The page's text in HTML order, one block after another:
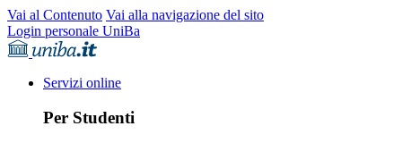
Vai al Contenuto Vai alla navigazione del sito
Login personale UniBa
Servizi online
Per Studenti